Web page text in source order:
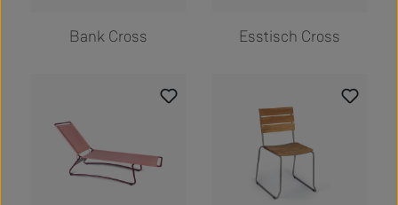
Bank Cross Esstisch Cross